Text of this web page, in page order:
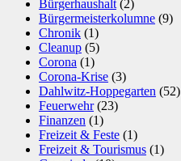
Bürgerhaushalt(2)
Bürgermeisterkolumne (9)
Chronik (1)
Cleanup (5)
Corona (1)
Corona-Krise (3)
Dahlwitz-Hoppegarten (52)
Feuerwehr(23)
Finanzen (1)
Freizeit & Feste (1)
Freizeit & Tourismus (1)